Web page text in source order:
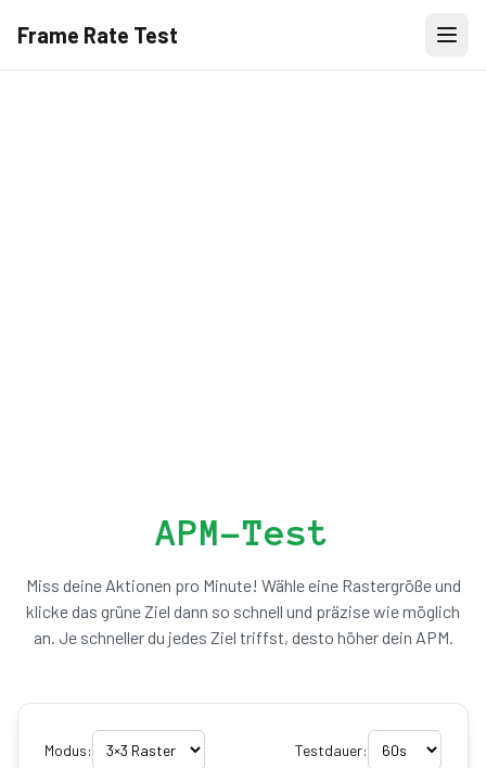
Frame Rate Test
APM-Test
Miss deine Aktionen pro Minute! Wähle eine Rastergröße und
klicke das grüne Ziel dann so schnell und präzise wie möglich
an. Je schneller du jedes Ziel triffst, desto höher dein APM.
Modus: Testdauer: